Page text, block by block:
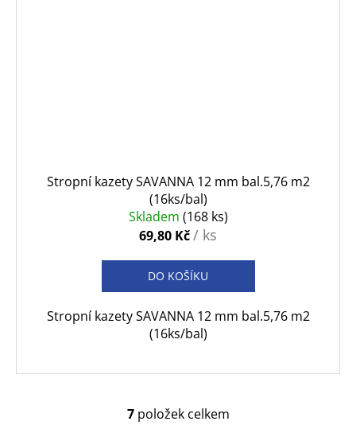
Stropní kazety SAVANNA 12 mm bal.5,76 m2
(16ks/bal)
Skladem (168 ks)
69,80 Kč/ ks
DO KOŠÍKU
Stropní kazety SAVANNA 12 mm bal.5,76 m2
(16ks/bal)
O
7položek celkem